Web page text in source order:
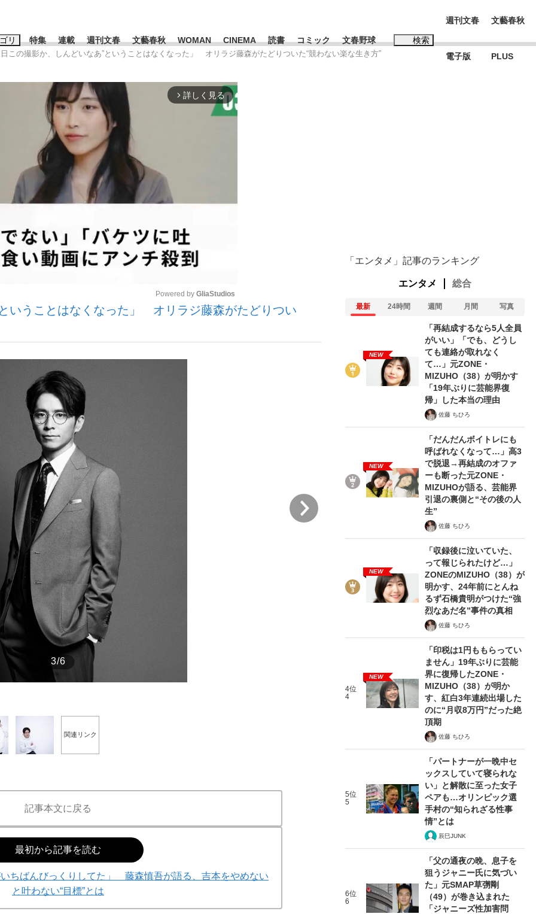
リ
明かした日本代表監督に... 「最悪の空気のまま解散」WBC日本代表“敗戦”の真実 選手が明かす...
選手が証言した“NPB聞... 「クマが悪者扱いされているのが悲しい」『北の国から』倉本聰氏（91...
カー日本代表・森保一監督...
もっと見る
特集
もっと見る
連載 週刊文春 文藝春秋 WOMAN CINEMA 読書 コミック 文春野球 検索
ワードタグ一覧
#高市早苗 #後藤真希
亀和田武
週刊文春
電子版
文藝春秋
PLUS
この撮影か、しんどいなあ”ということはなくなった」 オリラジ藤森がたどりついた“競わない楽な生き方”
arrow_forward_ios 詳しく見る
Powered by GliaStudios
いうことはなくなった」 オリラジ藤森がたどりつい
3/6
4/6
関連リンク
記事本文に戻る
最初から記事を読む
ちばんびっくりしてた」 藤森慎吾が語る、吉本をやめない
と叶わない“目標”とは
「エンタメ」記事のランキング
エンタメ 総合
最新 24時間 週間 月間 写真
NEW
「再結成するなら5人全員
がいい」「でも、どうし
ても連絡が取れなく
て…」元ZONE・
MIZUHO（38）が明かす
「19年ぶりに芸能界復
帰」した本当の理由
佐藤 ちひろ
NEW
「だんだんボイトレにも
呼ばれなくなって…」高3
で脱退→再結成のオファ
ーも断った元ZONE・
MIZUHOが語る、芸能界
引退の裏側と“その後の人
生”
佐藤 ちひろ
NEW
「収録後に泣いていた、
って報じられたけど…」
ZONEのMIZUHO（38）が
明かす、24年前にとんね
るず石橋貴明がつけた“強
烈なあだ名”事件の真相
佐藤 ちひろ
4位
4
NEW
「印税は1円ももらってい
ません」19年ぶりに芸能
界に復帰したZONE・
MIZUHO（38）が明か
す、紅白3年連続出場した
のに“月収8万円”だった絶
頂期
佐藤 ちひろ
5位
5
「パートナーが一晩中セ
ックスしていて寝られな
い」と解散に至った女子
ペアも…オリンピック選
手村の“知られざる性事
情”とは
辰巳JUNK
6位
6
「父の通夜の晩、息子を
狙うジャニー氏に気づい
た」元SMAP草彅剛
（49）が巻き込まれた
「ジャニーズ性加害問